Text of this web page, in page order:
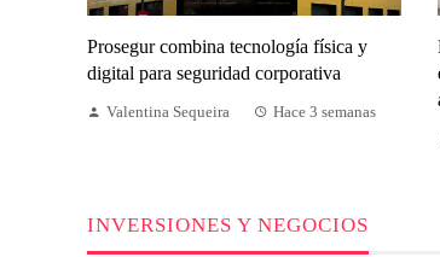
Prosegur combina tecnología física y
digital para seguridad corporativa
Valentina Sequeira Hace 3 semanas
INVERSIONES Y NEGOCIOS